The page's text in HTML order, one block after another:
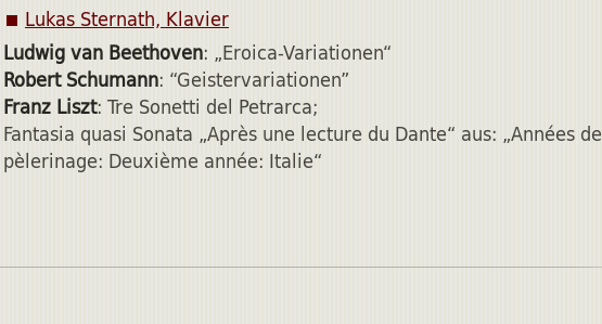
Lukas Sternath, Klavier
Ludwig van Beethoven: „Eroica-Variationen“
Robert Schumann: “Geistervariationen”
Franz Liszt: Tre Sonetti del Petrarca;
Fantasia quasi Sonata „Après une lecture du Dante“ aus: „Années de
pèlerinage: Deuxième année: Italie“